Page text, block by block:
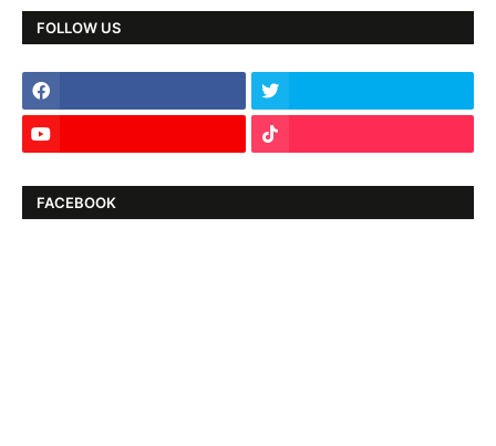
FOLLOW US
FACEBOOK